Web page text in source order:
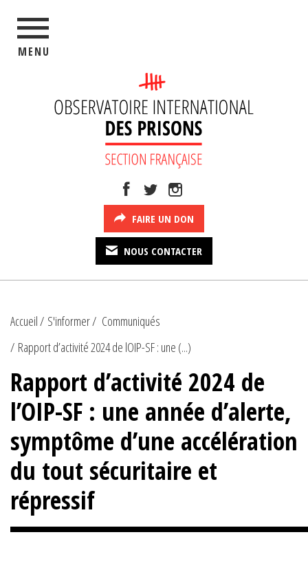
MENU
FAIRE UN DON
NOUS CONTACTER
Accueil S'informer
Communiqués
Rapport d’activité 2024 de lOIP-SF : une (...)
Rapport d’activité 2024 de
l’OIP-SF : une année d’alerte,
symptôme d’une accélération
du tout sécuritaire et
répressif